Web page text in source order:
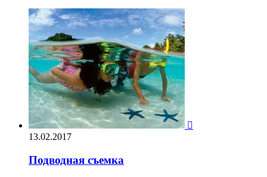

13.02.2017
Подводная съемка